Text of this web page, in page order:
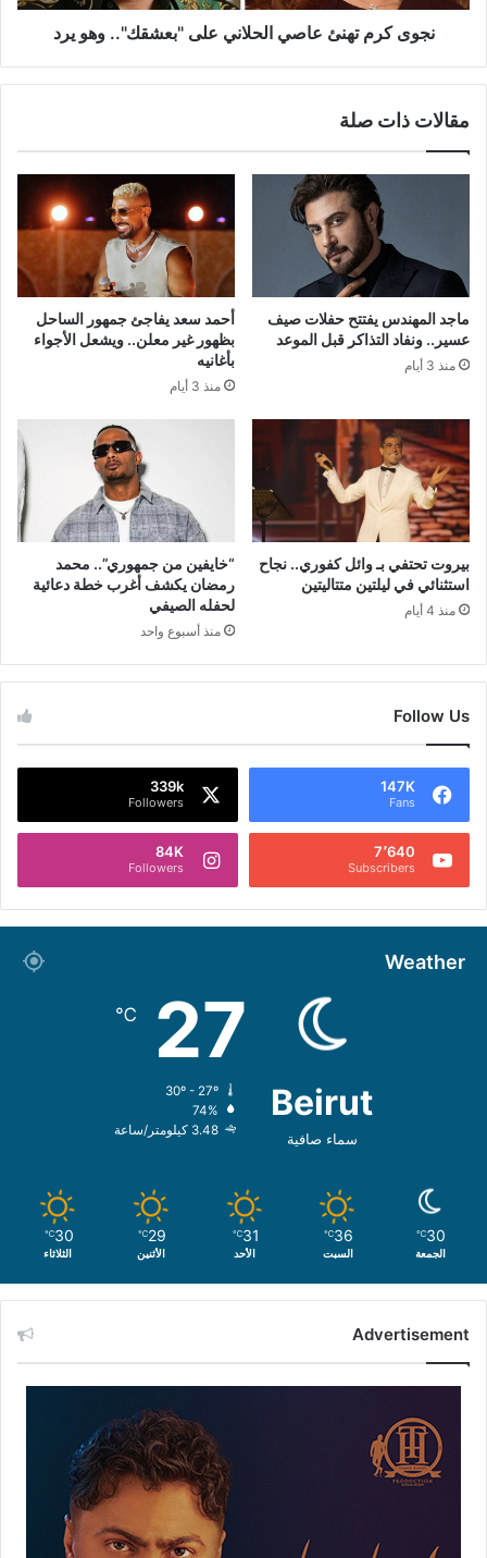
يرد
نجوى كرم تهنئ عاصي الحلاني على "بعشقك".. وهو يرد
مقالات ذات صلة
ماجد المهندس يفتتح حفلات صيف
عسير.. ونفاد التذاكر قبل الموعد
منذ 3 أيام
أحمد سعد يفاجئ جمهور الساحل
بظهور غير معلن.. ويشعل الأجواء
بأغانيه
منذ 3 أيام
بيروت تحتفي بـ وائل كفوري.. نجاح
استثنائي في ليلتين متتاليتين
منذ 4 أيام
“خايفين من جمهوري”.. محمد
رمضان يكشف أغرب خطة دعائية
لحفله الصيفي
منذ أسبوع واحد
Follow Us
147K
Fans
339k
Followers
7٬640
Subscribers
84K
Followers
Weather
Beirut
سماء صافية
27
℃
74%
3.48 كيلومتر/ساعة
30
℃
الجمعة
36
℃
السبت
31
℃
الأحد
29
℃
الأثنين
30
℃
الثلاثاء
Advertisement